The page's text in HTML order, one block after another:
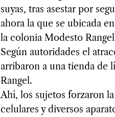
suyas, tras asestar por
ahora la que se ubicada
la colonia Modesto
Según autoridades el
arribaron a una tienda de
Rangel.
Ahí, los sujetos forzaron
celulares y diversos